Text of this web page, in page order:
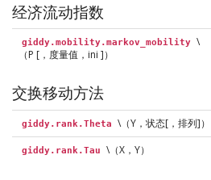
经济流动指数
giddy.mobility.markov_mobility \
（P [，度量值，ini ]）
交换移动方法
giddy.rank.Theta \（Y，状态[，排列]）
giddy.rank.Tau \（X，Y）